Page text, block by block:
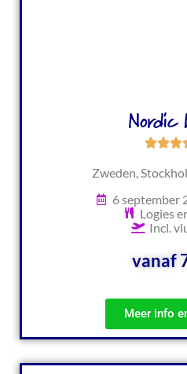
Nordic
Zweden,
6 september
Logies
Incl.
vanaf
Meer info